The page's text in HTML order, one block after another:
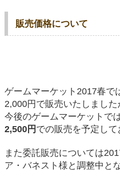
販売価格について
ゲームマーケット2017春で
2,000円で販売いたしました
今後のゲームマーケットで
2,500円での販売を予定して
また委託販売については
ア・バネスト様と調整中と